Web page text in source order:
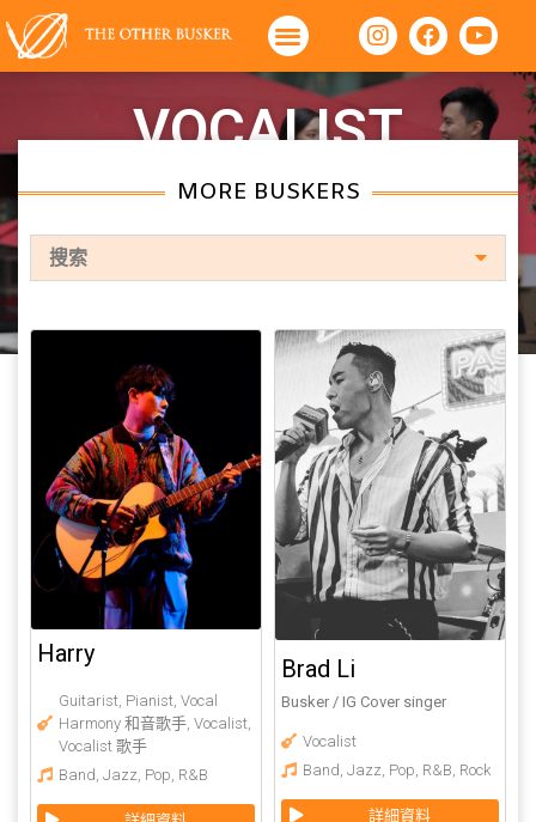
VOCALIST
首頁»Vocalist
MORE BUSKERS
搜索
Harry
Guitarist, Pianist, Vocal
Harmony 和音歌手, Vocalist,
Vocalist 歌手
Band, Jazz, Pop, R&B
Brad Li
Busker / IG Cover singer
Vocalist
Band Jazz Pop R&B Rock
詳細資料